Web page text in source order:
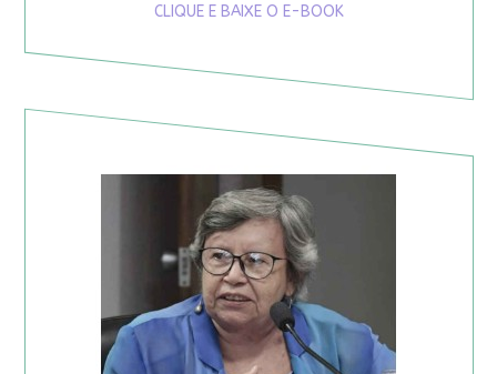
CLIQUE E BAIXE O E-BOOK